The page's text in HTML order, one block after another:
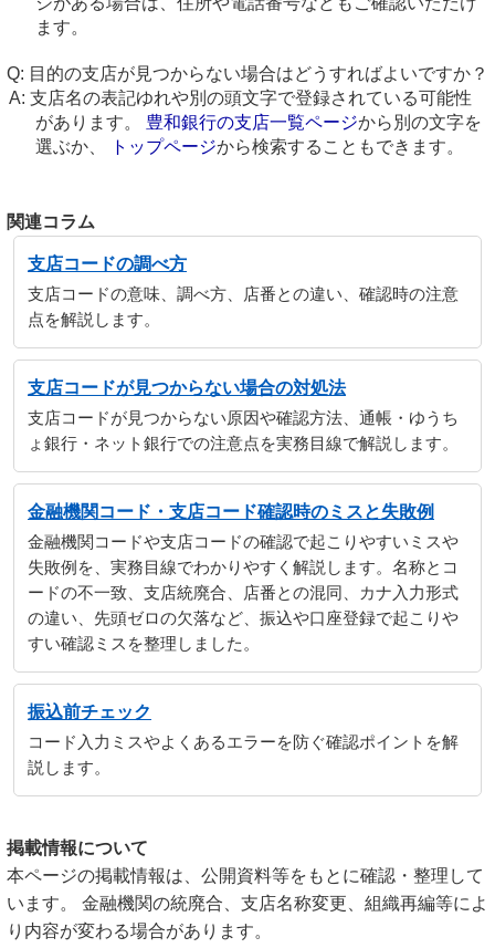
ます。
目的の支店が見つからない場合はどうすればよいですか？
支店名の表記ゆれや別の頭文字で登録されている可能性
があります。 豊和銀行の支店一覧ページから別の文字を
選ぶか、
トップページから検索することもできます。
関連コラム
支店コードの調べ方
支店コードの意味、調べ方、店番との違い、確認時の注意
点を解説します。
支店コードが見つからない場合の対処法
支店コードが見つからない原因や確認方法、通帳・ゆうち
ょ銀行・ネット銀行での注意点を実務目線で解説します。
金融機関コード・支店コード確認時のミスと失敗例
金融機関コードや支店コードの確認で起こりやすいミスや
失敗例を、実務目線でわかりやすく解説します。名称とコ
ードの不一致、支店統廃合、店番との混同、カナ入力形式
の違い、先頭ゼロの欠落など、振込や口座登録で起こりや
すい確認ミスを整理しました。
振込前チェック
コード入力ミスやよくあるエラーを防ぐ確認ポイントを解
説します。
掲載情報について
本ページの掲載情報は、公開資料等をもとに確認・整理して
います。 金融機関の統廃合、支店名称変更、組織再編等によ
り内容が変わる場合があります。